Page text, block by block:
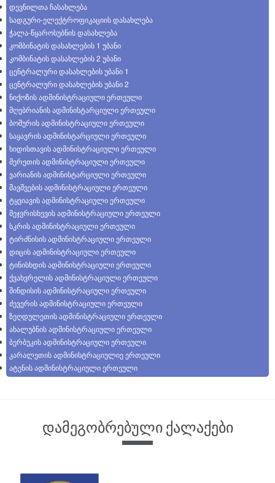
დევნილთა ჩასახლება
სადგური-ელექტროფიკაციის დასახლება
ჭალა-წყაროსუბნის დასახლება
კომბინატის დასახლების 1 უბანი
კომბინატის დასახლების 2 უბანი
ცენტრალური დასახლების უბანი 1
ცენტრალური დასახლების უბანი 2
ნიქოზის ადმინისტრაციული ერთეული
მღებრიანის ადმინისტარციული ერთეული
ბოშურის ადმინისტრაციული ერთეული
საყავრის ადმინისტარციული ერთეული
ხიდისთავის ადმინისტრაციული ერთეული
მერეთის ადმინისტრაციული ერთეული
ვარიანის ადმინისტარციული ერთეული
შავშვების ადმინისტრაციული ერთეული
ტყვიავის ადმინისტრაციული ერთეული
მეჯვრისხევის ადმინისტრაციული ერთეული
სკრის ადმინისტრაციული ერთეული
ტირძნისის ადმინისტრაციული ერთეული
დიცის ადმინისტრაციული ერთეული
ტინისხდის ადმინისტრაციული ერთეული
ქვახვრელის ადმინისტრაციული ერთეული
შინდისის ადმინისტრაციული ერთეული
ძევერის ადმინისტრაციული ერთეული
ზეღდულეთის ადმინისტრაციული ერთეული
ახალუბნის ადმინისტრაციული ერთეული
ბერბუკის ადმინისტრაციული ერთეული
კარალეთის ადმინისტრაციულიე ერთეული
ატენის ადმინისტრაციული ერთეული
დამეგობრებული ქალაქები